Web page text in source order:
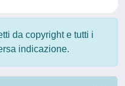
da copyright e tutti i
indicazione.